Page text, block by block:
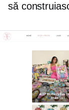
să